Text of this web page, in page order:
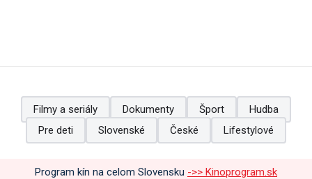
Filmy a seriály Dokumenty Šport
Hudba
Pre deti
Slovenské České Lifestylové
Program kín na celom Slovensku ->> Kinoprogram.sk